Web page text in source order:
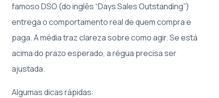
famoso DSO (do inglês “Days Sales Outstanding”)
entrega o comportamento real de quem compra e
paga. A média traz clareza sobre como agir. Se está
acima do prazo esperado, a régua precisa ser
ajustada.
Algumas dicas rápidas: